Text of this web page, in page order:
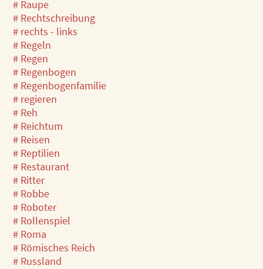
# Raupe
# Rechtschreibung
# rechts - links
# Regeln
# Regen
# Regenbogen
# Regenbogenfamilie
# regieren
# Reh
# Reichtum
# Reisen
# Reptilien
# Restaurant
# Ritter
# Robbe
# Roboter
# Rollenspiel
# Roma
# Römisches Reich
# Russland